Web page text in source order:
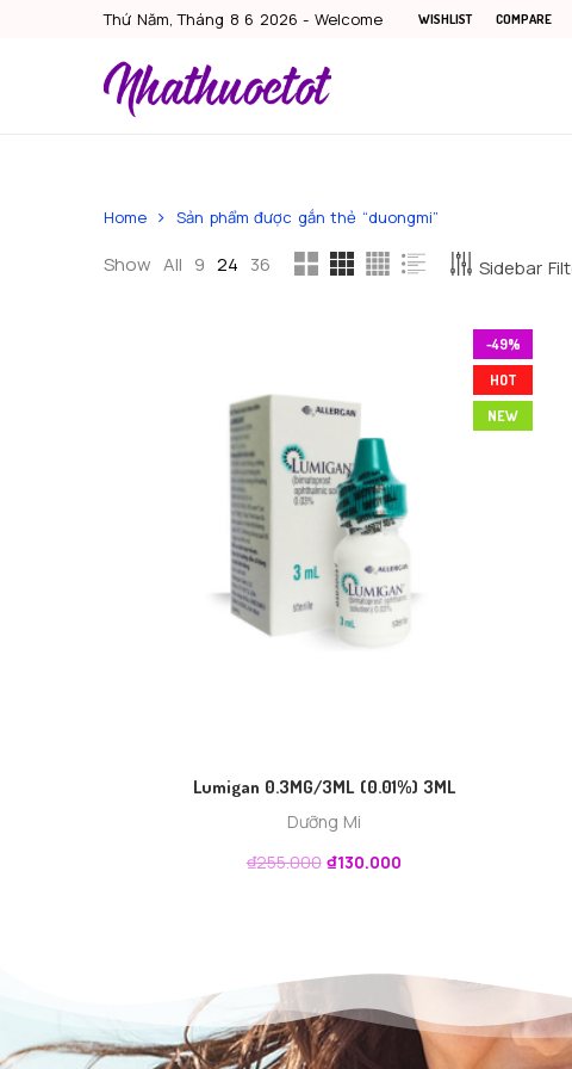
Thứ Năm, Tháng 8 6 2026 - Welcome WISHLIST COMPARE
Home Sản phẩm được gắn thẻ “duongmi”
Show All 9 24 36 Sidebar
-49%
HOT
NEW
Lumigan 0.3MG/3ML (0.01%) 3ML
Dưỡng Mi
₫255.000 ₫130.000